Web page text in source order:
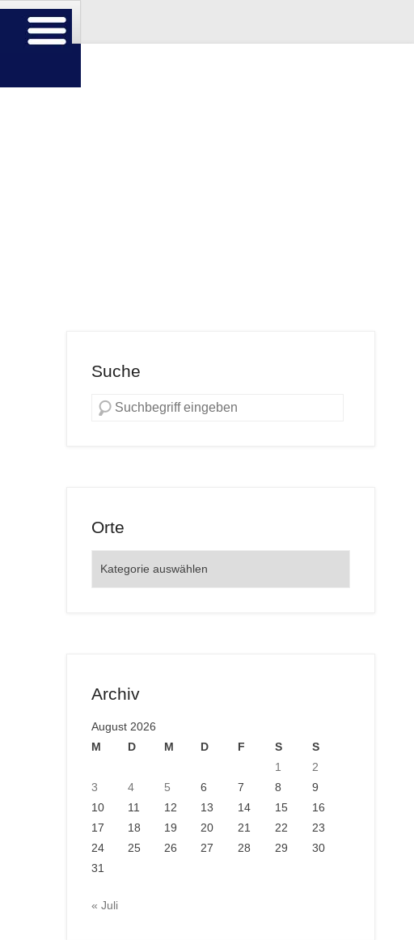
Suche
Orte
Archiv
August 2026
M
D M D F S
S
1
2
3
4 5 6 7 8
9
10
11 12 13 14 15
16
17
18 19 20 21 22
23
24
25 26 27 28 29
30
31
« Juli